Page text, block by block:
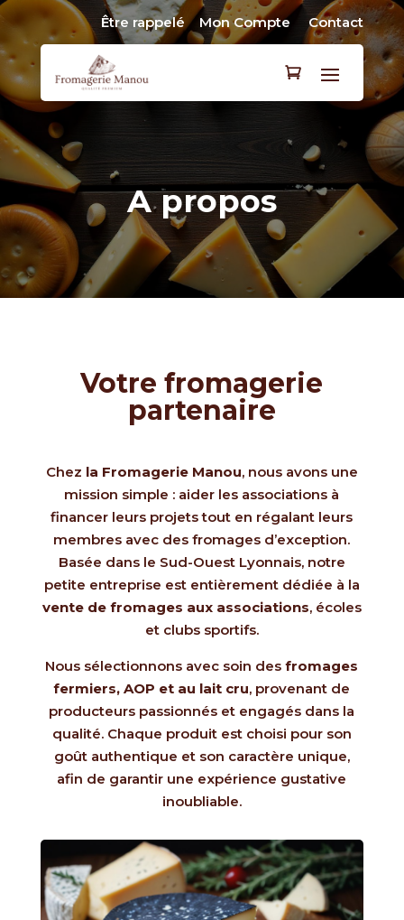
Être rappelé Mon Compte Contact
A propos
Votre fromagerie
partenaire
Chez la Fromagerie Manou, nous avons une
mission simple : aider les associations à
financer leurs projets tout en régalant leurs
membres avec des fromages d’exception.
Basée dans le Sud-Ouest Lyonnais, notre
petite entreprise est entièrement dédiée à la
vente de fromages aux associations, écoles
et clubs sportifs.
Nous sélectionnons avec soin desfromages
fermiers, AOP et au lait cru, provenant de
producteurs passionnés et engagés dans la
qualité. Chaque produit est choisi pour son
goût authentique et son caractère unique,
afin de garantir une expérience gustative
inoubliable.